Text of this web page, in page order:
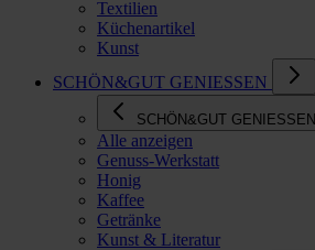
Textilien
Küchenartikel
Kunst
SCHÖN&GUT GENIESSEN
SCHÖN&GUT GENIESSEN
Alle anzeigen
Genuss-Werkstatt
Honig
Kaffee
Getränke
Kunst & Literatur